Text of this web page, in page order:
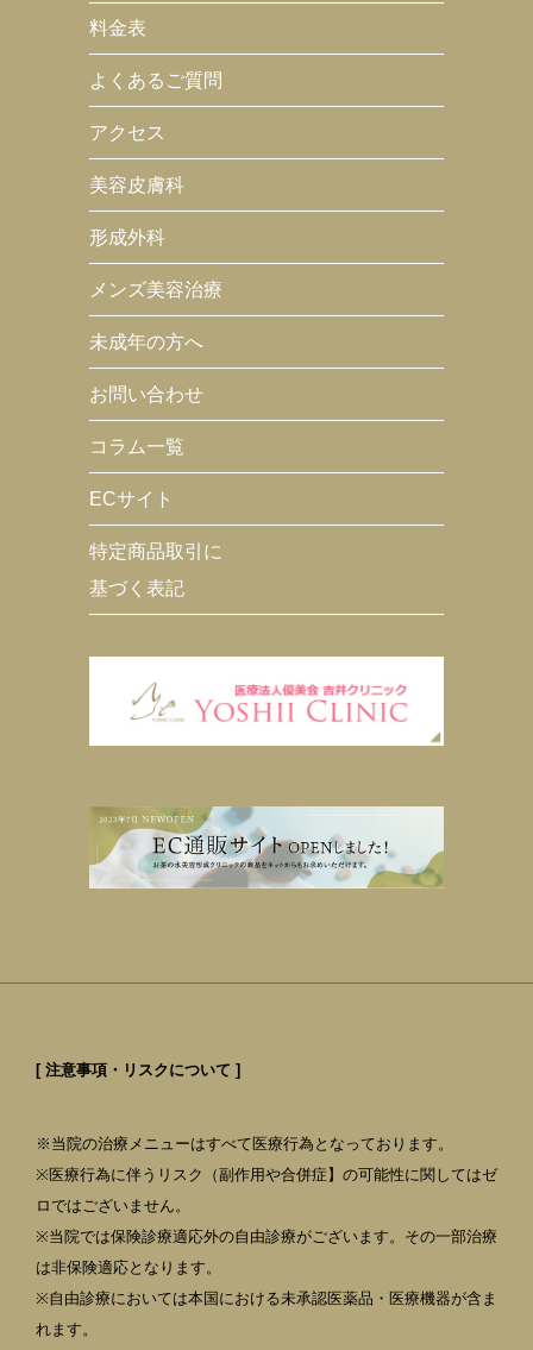
料金表
よくあるご質問
アクセス
美容皮膚科
形成外科
メンズ美容治療
未成年の方へ
お問い合わせ
コラム一覧
ECサイト
特定商品取引に
基づく表記
[ 注意事項・リスクについて ]
※当院の治療メニューはすべて医療行為となっております。
※医療行為に伴うリスク（副作用や合併症】の可能性に関してはゼ
ロではございません。
※当院では保険診療適応外の自由診療がございます。その一部治療
は非保険適応となります。
※自由診療においては本国における未承認医薬品・医療機器が含ま
れます。